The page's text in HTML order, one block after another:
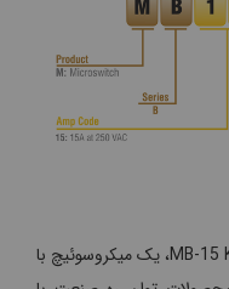
با توجه به تصویر بالا میکروسوئیچ مدل MB-15 K0، یک میکروسوئیچ با